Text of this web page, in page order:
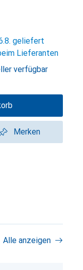
geliefert
Lieferanten
verfügbar
Merken
Alle anzeigen